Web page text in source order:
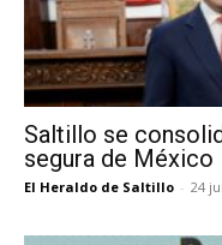
Saltillo se
segura de México
El Heraldo de Saltillo - 24